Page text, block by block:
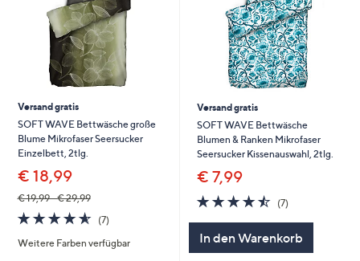
Versand gratis
SOFT WAVE Bettwäsche große
Blume Mikrofaser Seersucker
Einzelbett, 2tlg.
€ 18,99
€ 19,99 - € 29,99
4.6
von
5
(7)7
Weitere Farben verfügbar
Versand gratis
SOFT WAVE Bettwäsche
Blumen & Ranken Mikrofaser
Seersucker Kissenauswahl, 2tlg.
€ 7,99
4.4
von
(7)7
In den Warenkorb